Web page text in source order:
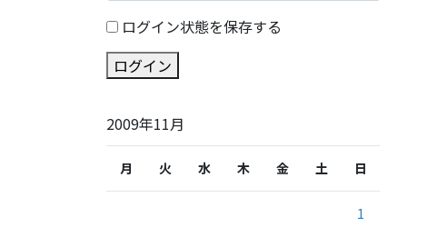
ログイン状態を保存する
ログイン
2009年11月
月 火 水 木 金 土 日
1